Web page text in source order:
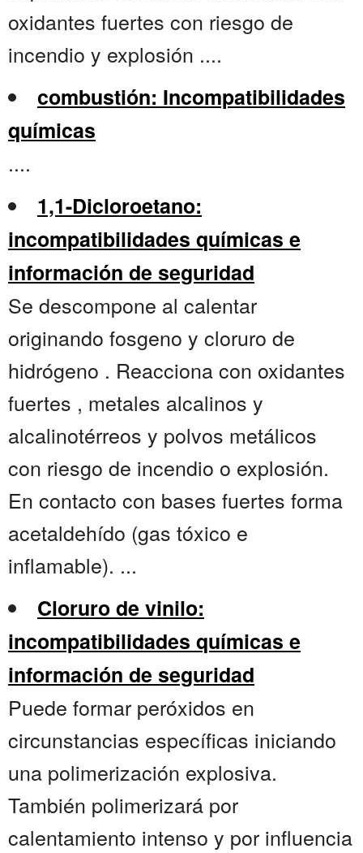
oxidantes fuertes con riesgo de
incendio y explosión ....
combustión: Incompatibilidades
químicas
....
1,1-Dicloroetano:
incompatibilidades químicas e
información de seguridad
Se descompone al calentar
originando fosgeno y cloruro de
hidrógeno . Reacciona con oxidantes
fuertes , metales alcalinos y
alcalinotérreos y polvos metálicos
con riesgo de incendio o explosión.
En contacto con bases fuertes forma
acetaldehído (gas tóxico e
inflamable). ...
Cloruro de vinilo:
incompatibilidades químicas e
información de seguridad
Puede formar peróxidos en
circunstancias específicas iniciando
una polimerización explosiva.
También polimerizará por
calentamiento intenso y por influencia